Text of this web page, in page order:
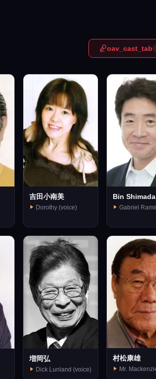
oav_cast_tab
吉田小南美
Dorothy (voice)
Bin Shimada
増岡弘
Dick Lunland (voice)
村松康雄